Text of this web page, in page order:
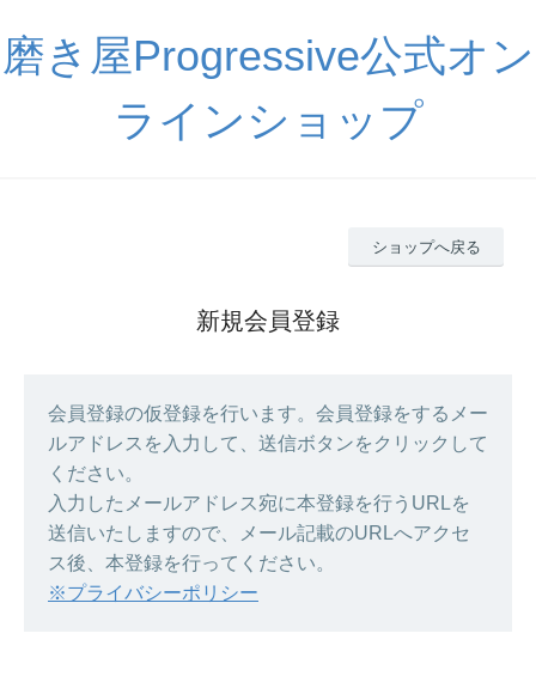
磨き屋Progressive公式オン
ラインショップ
ショップへ戻る
新規会員登録
会員登録の仮登録を行います。会員登録をするメー
ルアドレスを入力して、送信ボタンをクリックして
ください。
入力したメールアドレス宛に本登録を行うURLを
送信いたしますので、メール記載のURLへアクセ
ス後、本登録を行ってください。
※プライバシーポリシー